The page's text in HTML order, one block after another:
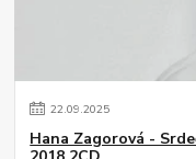
22.09.2025
Hana Zagorová -